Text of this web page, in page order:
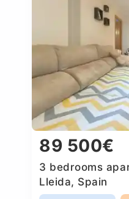
89 500€
3 bedrooms
Lleida, Spain